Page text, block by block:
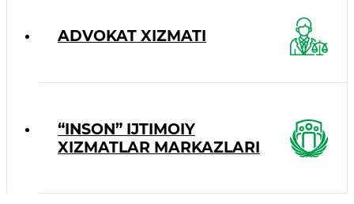
ADVOKAT XIZMATI
“INSON” IJTIMOIY
XIZMATLAR MARKAZLARI